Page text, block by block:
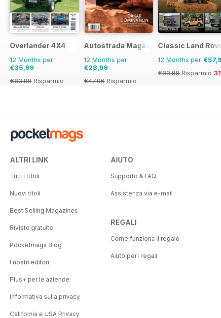
Overlander 4X4
12 Months per
€35,99
€83.88 Risparmio
Autostrada Magazine
12 Months per
€28,99
€47.96 Risparmio
Classic Land
12 Months per
€83.88 Risparmio
ALTRI LINK
Tutti i titoli
Nuovi titoli
Best Selling Magazines
Riviste gratuite
Pocketmags Blog
I nostri editori
Plus+ per le aziende
Informativa sulla privacy
California e USA Privacy
AIUTO
Supporto & FAQ
Assistenza via e-mail
REGALI
Come funziona il regalo
Aiuto per i regali